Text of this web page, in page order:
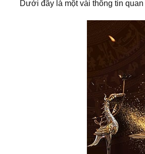
Dưới đây là một vài thông tin